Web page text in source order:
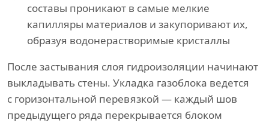
составы проникают в самые мелкие
капилляры материалов и закупоривают их,
образуя водонерастворимые кристаллы
После застывания слоя гидроизоляции начинают
выкладывать стены. Укладка газоблока ведется
с горизонтальной перевязкой — каждый шов
предыдущего ряда перекрывается блоком